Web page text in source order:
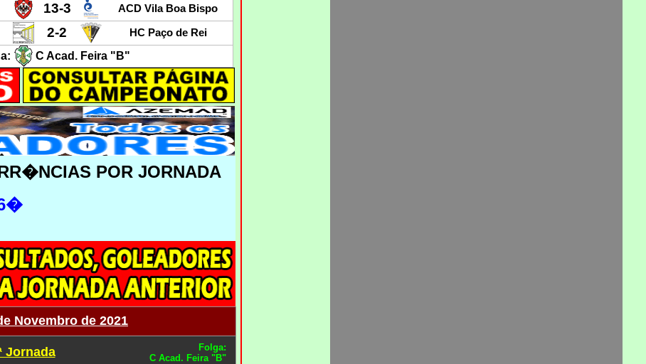
13-3 ACD Vila Boa Bispo
2-2 HC Paço de Rei
C Acad. Feira "B"
POR JORNADA
Novembro de 2021
Jornada
Folga:
C Acad. Feira "B"